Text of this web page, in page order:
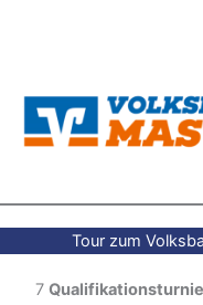
Tour zum
7